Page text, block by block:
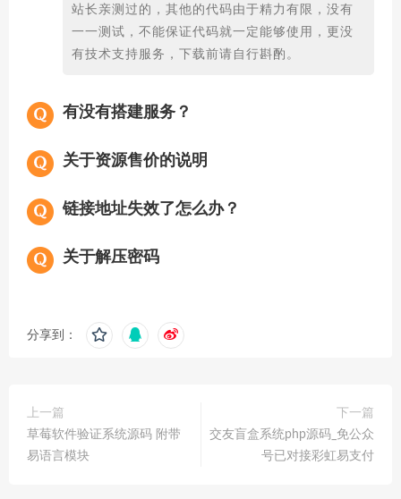
站长亲测过的，其他的代码由于精力有限，没有
一一测试，不能保证代码就一定能够使用，更没
有技术支持服务，下载前请自行斟酌。
有没有搭建服务？
关于资源售价的说明
链接地址失效了怎么办？
关于解压密码
分享到：
上一篇
草莓软件验证系统源码 附带
易语言模块
下一篇
交友盲盒系统php源码_免公众
号已对接彩虹易支付